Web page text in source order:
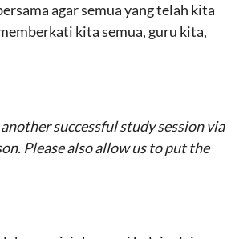
agar semua yang telah kita
kita semua, guru kita,
successful study session via
Please also allow us to put the